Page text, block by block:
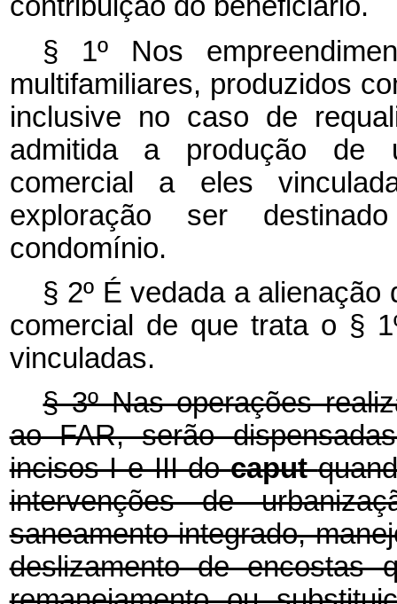
contribuição do beneficiário.
§ 1º Nos
multifamiliares, produzidos
inclusive no caso de
admitida a produção de
comercial a eles
exploração ser
condomínio.
§ 2º É vedada a
comercial de que trata o §
vinculadas.
§ 3º Nas operações
ao FAR, serão
incisos I e III docaput
intervenções de
saneamento integrado,
deslizamento de encostas